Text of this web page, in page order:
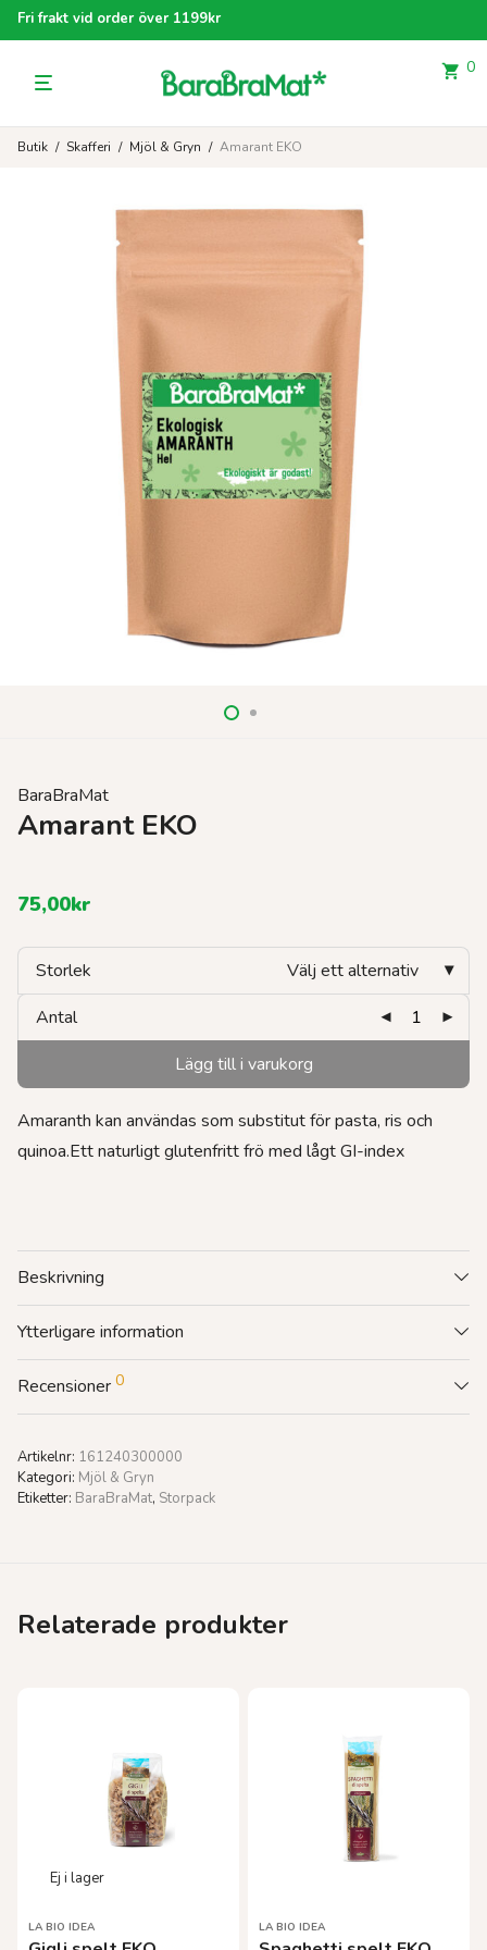
Fri frakt vid order över 1199kr
0
Butik / Skafferi / Mjöl & Gryn / Amarant EKO
BaraBraMat
Amarant EKO
75,00kr
Storlek
Välj ett alternativ
Antal
Lägg till i varukorg
Amaranth kan användas som substitut för pasta, ris och
quinoa.Ett naturligt glutenfritt frö med lågt GI-index
Beskrivning
Ytterligare information
Recensioner 0
Artikelnr: 161240300000
Kategori: Mjöl & Gryn
Etiketter: BaraBraMat, Storpack
Relaterade produkter
LA BIO IDEA LA BIO IDEA